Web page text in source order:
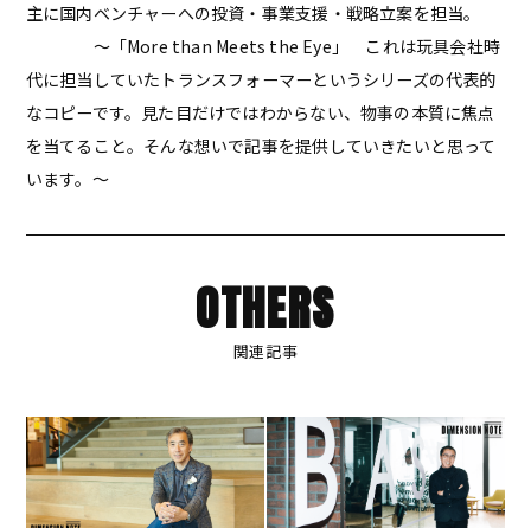
主に国内ベンチャーへの投資・事業支援・戦略立案を担当。
～「More than Meets the Eye」 これは玩具会社時
代に担当していたトランスフォーマーというシリーズの代表的
なコピーです。見た目だけではわからない、物事の本質に焦点
を当てること。そんな想いで記事を提供していきたいと思って
います。～
OTHERS
関連記事